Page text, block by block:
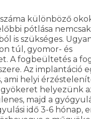
különböző
pótlása
is szükséges.
túl, gyomor- és
A fogbeültetés a
Az implantáció
ami helyi
helyezünk
majd a
idő 3-6 hónap,